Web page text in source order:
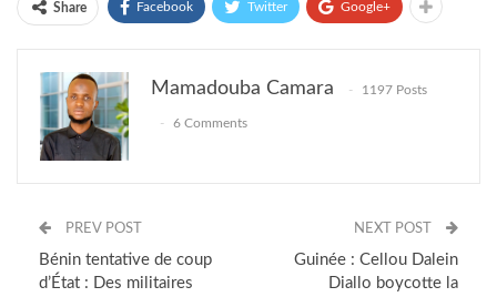
Share Facebook Twitter Google+
Mamadouba Camara 1197 Posts
6 Comments
PREV POST
Bénin tentative de coup
d’État : Des militaires
NEXT POST
Guinée : Cellou Dalein
Diallo boycotte la